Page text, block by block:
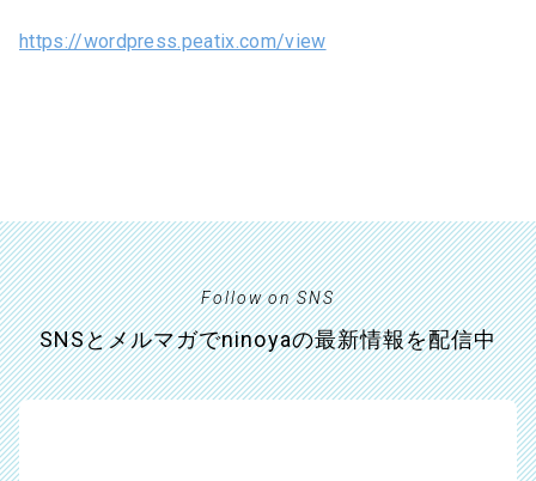
https://wordpress.peatix.com/view
Follow on SNS
SNSとメルマガでninoyaの最新情報を配信中